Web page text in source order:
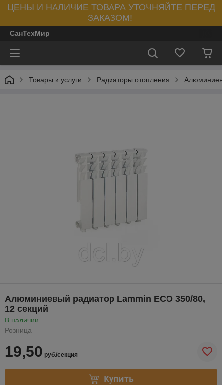
ЦЕНЫ И НАЛИЧИЕ ТОВАРА УТОЧНЯЙТЕ ПЕРЕД
ЗАКАЗОМ!
СанТехМир
Товары и услуги Радиаторы отопления
Алюминиевый радиатор Lammin ECO 350/80,
12 секций
В наличии
Розница
19,50 руб./секция
Купить